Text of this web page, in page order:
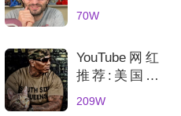
万粉丝3D打
评测账号解析
70W
YouTube网红
推荐:美国科
技网红高互动
209W